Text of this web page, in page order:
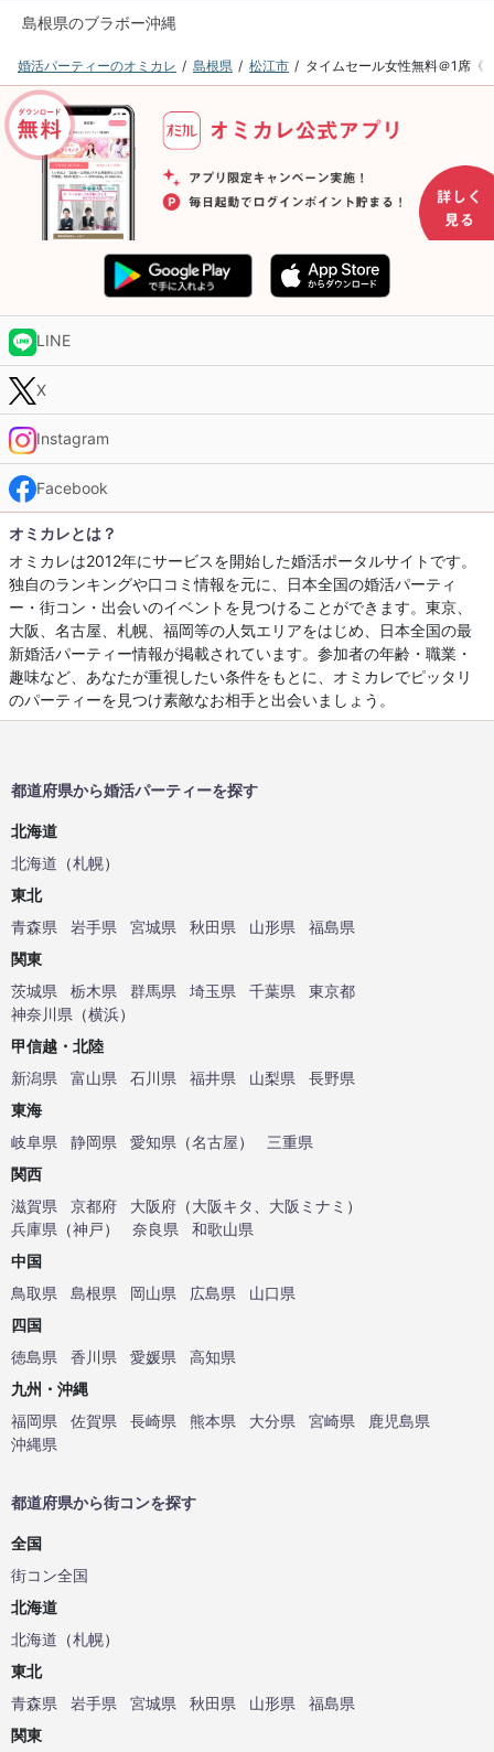
島根県のブラボー沖縄
婚活パーティーのオミカレ 島根県 松江市 タイムセール女性無料＠1席《
LINE
X
Instagram
Facebook
オミカレとは？
オミカレは2012年にサービスを開始した婚活ポータルサイトです。
独自のランキングや口コミ情報を元に、日本全国の婚活パーティ
ー・街コン・出会いのイベントを見つけることができます。東京、
大阪、名古屋、札幌、福岡等の人気エリアをはじめ、日本全国の最
新婚活パーティー情報が掲載されています。参加者の年齢・職業・
趣味など、あなたが重視したい条件をもとに、オミカレでピッタリ
のパーティーを見つけ素敵なお相手と出会いましょう。
都道府県から婚活パーティーを探す
北海道
北海道 （札幌）
東北
青森県
岩手県 宮城県 秋田県 山形県
福島県
関東
茨城県
栃木県 群馬県 埼玉県 千葉県
東京都
神奈川県 （横浜）
甲信越・北陸
新潟県
富山県 石川県 福井県 山梨県
長野県
東海
岐阜県
静岡県 愛知県 （名古屋）
三重県
関西
滋賀県
京都府 大阪府 （大阪キタ、 大阪ミナミ ）
兵庫県 （神戸） 奈良県
和歌山県
中国
鳥取県
島根県 岡山県 広島県
山口県
四国
徳島県
香川県 愛媛県
高知県
九州・沖縄
福岡県
佐賀県 長崎県 熊本県 大分県 宮崎県
鹿児島県
沖縄県
都道府県から街コンを探す
全国
街コン全国
北海道
北海道 （札幌）
東北
青森県
岩手県 宮城県 秋田県 山形県
福島県
関東